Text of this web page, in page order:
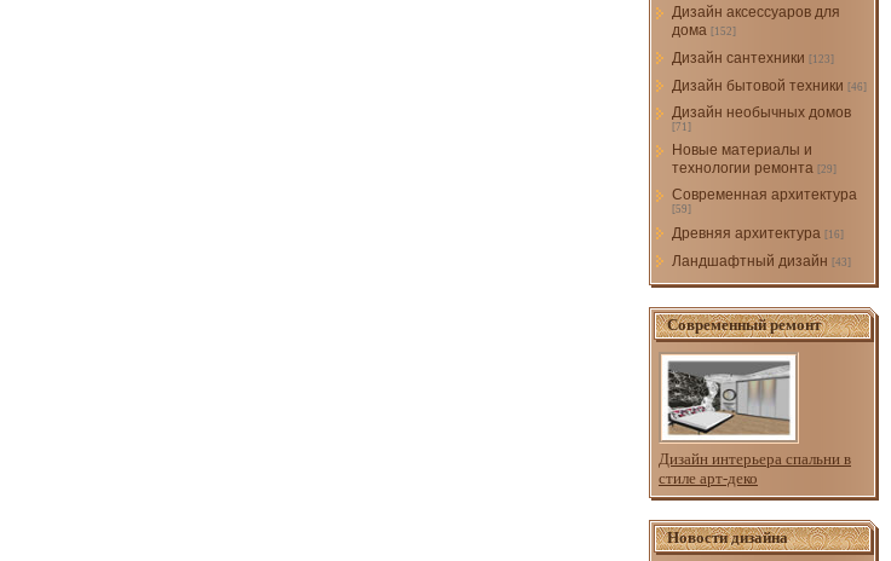
Дизайн аксессуаров для
дома [152]
Дизайн сантехники [123]
Дизайн бытовой техники [46]
Дизайн необычных домов
[71]
Новые материалы и
технологии ремонта [29]
Современная архитектура
[59]
Древняя архитектура [16]
Ландшафтный дизайн [43]
Современный ремонт
Дизайн интерьера спальни в
стиле арт-деко
Новости дизайна